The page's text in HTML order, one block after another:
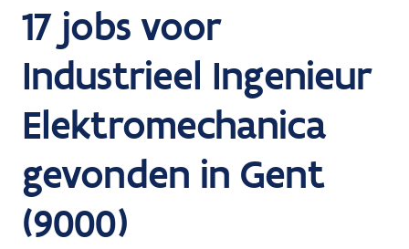
17 jobs voor
Industrieel Ingenieur
Elektromechanica
gevonden in Gent
(9000)